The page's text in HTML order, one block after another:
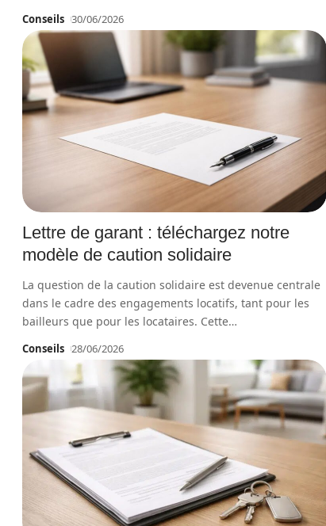
Conseils 30/06/2026
Lettre de garant : téléchargez notre
modèle de caution solidaire
La question de la caution solidaire est devenue centrale
dans le cadre des engagements locatifs, tant pour les
bailleurs que pour les locataires. Cette…
Conseils 28/06/2026